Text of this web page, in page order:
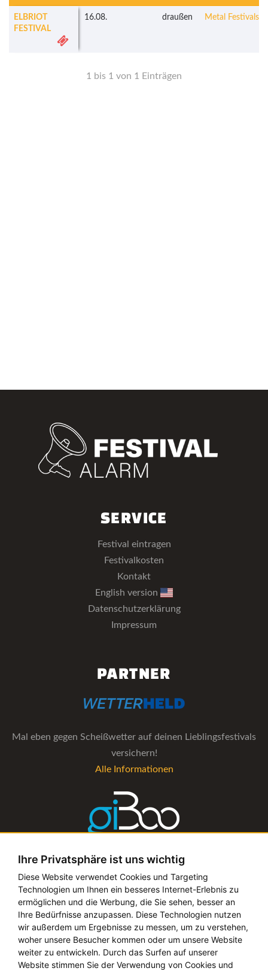
Ihre Privatsphäre ist uns wichtig
Diese Website verwendet Cookies und Targeting
Technologien um Ihnen ein besseres Internet-Erlebnis zu
ermöglichen und die Werbung, die Sie sehen, besser an
Ihre Bedürfnisse anzupassen. Diese Technologien nutzen
wir außerdem um Ergebnisse zu messen, um zu verstehen,
woher unsere Besucher kommen oder um unsere Website
weiter zu entwickeln. Durch das Surfen auf unserer
Website stimmen Sie der Verwendung von Cookies und
ELBRIOT
FESTIVAL
16.08. draußen Metal Festivals
1 bis 1 von 1 Einträgen
SERVICE
Festival eintragen
Festivalkosten
Kontakt
English version
Datenschutzerklärung
Impressum
PARTNER
Mal eben gegen Scheißwetter auf deinen Lieblingsfestivals
versichern!
Alle Informationen
Die Verwaltungs-Software für alle Künstler- und
Bookingagenturen
Alle Informationen